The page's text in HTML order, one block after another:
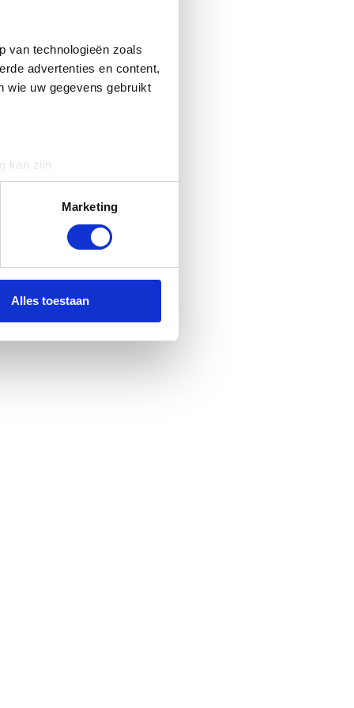
van technologieën zoals
advertenties en content,
wie uw gegevens gebruikt
kan zijn
detailgedeelte in. U kunt uw
partners voor social
die u aan ze heeft
Marketing
Alles toestaan